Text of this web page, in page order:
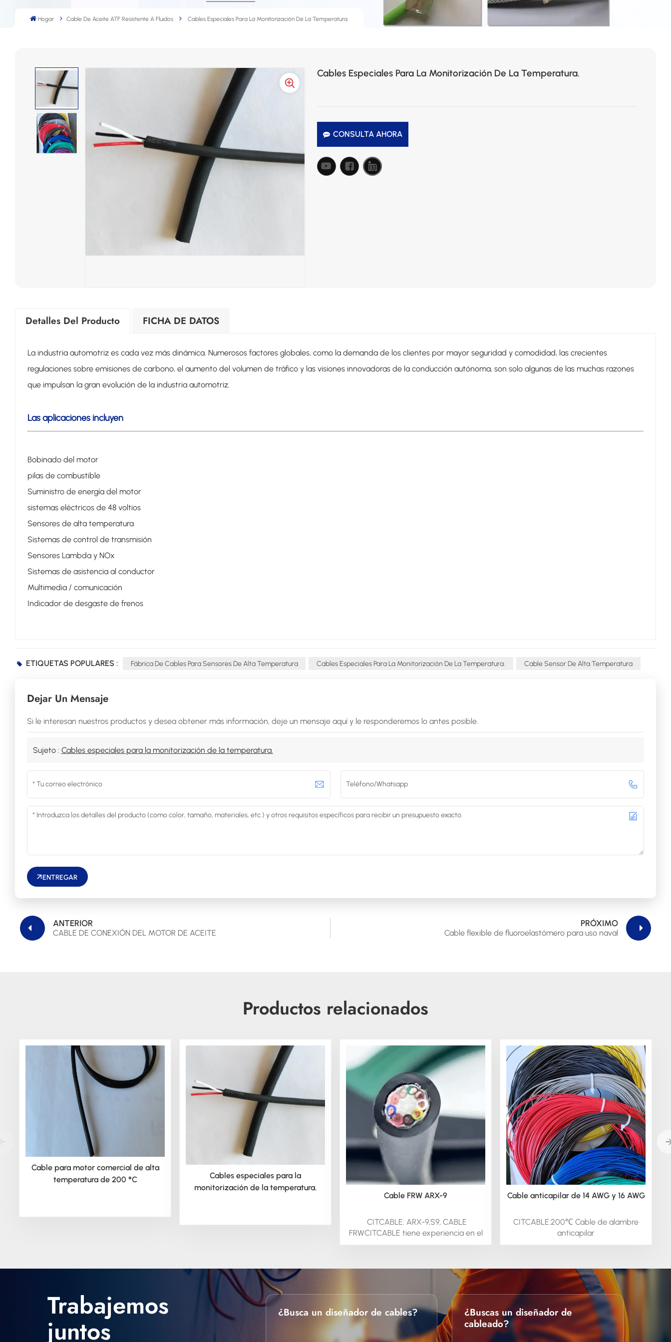
Hogar Cable De Aceite ATF Resistente A Fluidos Cables Especiales Para La Monitorización De La Temperatura.
Cables Especiales Para La Monitorización De La Temperatura.
CONSULTA AHORA
Detalles Del Producto FICHA DE DATOS
La industria automotriz es cada vez más dinámica. Numerosos factores globales, como la demanda de los clientes por mayor seguridad y comodidad, las crecientes
regulaciones sobre emisiones de carbono, el aumento del volumen de tráfico y las visiones innovadoras de la conducción autónoma, son solo algunas de las muchas razones
que impulsan la gran evolución de la industria automotriz.
Las aplicaciones incluyen
Bobinado del motor
pilas de combustible
Suministro de energía del motor
sistemas eléctricos de 48 voltios
Sensores de alta temperatura
Sistemas de control de transmisión
Sensores Lambda y NOx
Sistemas de asistencia al conductor
Multimedia / comunicación
Indicador de desgaste de frenos
ETIQUETAS POPULARES : Fábrica De Cables Para Sensores De Alta Temperatura Cables Especiales Para La Monitorización De La Temperatura. Cable Sensor De Alta Temperatura
Dejar Un Mensaje
Si le interesan nuestros productos y desea obtener más información, deje un mensaje aquí y le responderemos lo antes posible.
Sujeto : Cables especiales para la monitorización de la temperatura.
ENTREGAR
ANTERIOR
CABLE DE CONEXIÓN DEL MOTOR DE ACEITE
PRÓXIMO
Cable flexible de fluoroelastómero para uso naval
Productos relacionados
Cable para motor comercial de alta
temperatura de 200 °C
Cables especiales para la
monitorización de la temperatura.
Cable FRW ARX-9
CITCABLE: ARX-9,S9, CABLE
FRWCITCABLE tiene experiencia en el
desarrollo de cables para aplicaciones
en el suministro de estos productos
para aplicaciones marinas e
industriales/OEM, podemos
proporcionarle alambre de bobinado
según sus necesidades específicas.
Requisitos protegidos por los
Cable anticapilar de 14 AWG y 16 AWG
CITCABLE:200℃ Cable de alambre
anticapilar
(FKM/VITON/XFLE/TEFLON)Cable de
y resistentes a los fluidos, como
fluoropolímeros, silicona y otros
compuestos especiales. Estos
materiales no solo resisten la acción
capilar de los fluidos, sino que también
ofrecen durabilidad, flexibilidad y
Trabajemos
juntos
¿Busca un diseñador de cables?
¿Buscas un diseñador de
cableado?